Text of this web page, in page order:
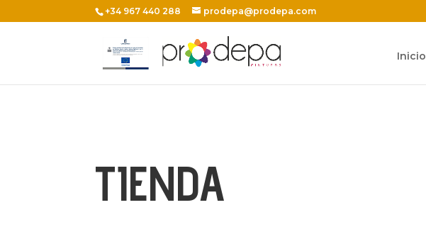
+34 967 440 288 prodepa@prodepa.com
Inicio
TIENDA